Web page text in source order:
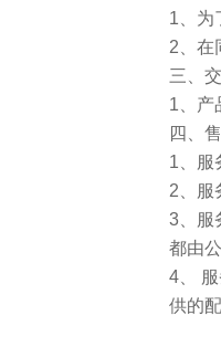
1、为
2、在
三、
1、产
四、
1、服
2、服
3、服
都由
4、
供的